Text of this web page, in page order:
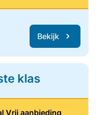
Bekijk
klas
Vrij aanbieding